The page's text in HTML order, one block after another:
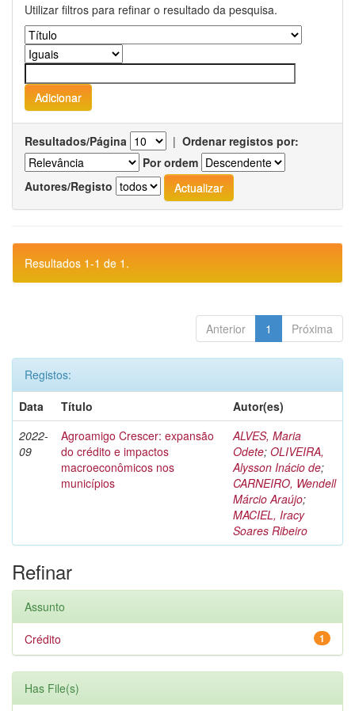
Utilizar filtros para refinar o resultado da pesquisa.
Resultados/Página | Ordenar registos por:
Por ordem
Autores/Registo
Resultados 1-1 de 1.
Anterior 1 Próxima
Registos:
Data
Título
Autor(es)
2022-
09
Agroamigo Crescer: expansão
do crédito e impactos
macroeconômicos nos
municípios
ALVES, Maria
Odete; OLIVEIRA,
Alysson Inácio de;
CARNEIRO, Wendell
Márcio Araújo;
MACIEL, Iracy
Soares Ribeiro
Refinar
Assunto
1
Crédito
Has File(s)